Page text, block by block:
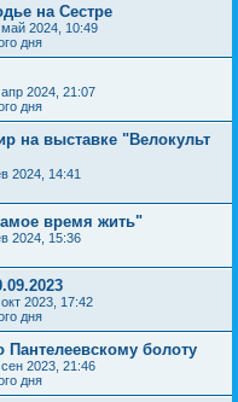
на Сестре
май 2024, 10:49
дня
2024, 21:07
дня
на выставке "Велокульт
2024, 14:41
время жить"
2024, 15:36
2023, 17:42
дня
Пантелеевскому болоту
сен 2023, 21:46
дня